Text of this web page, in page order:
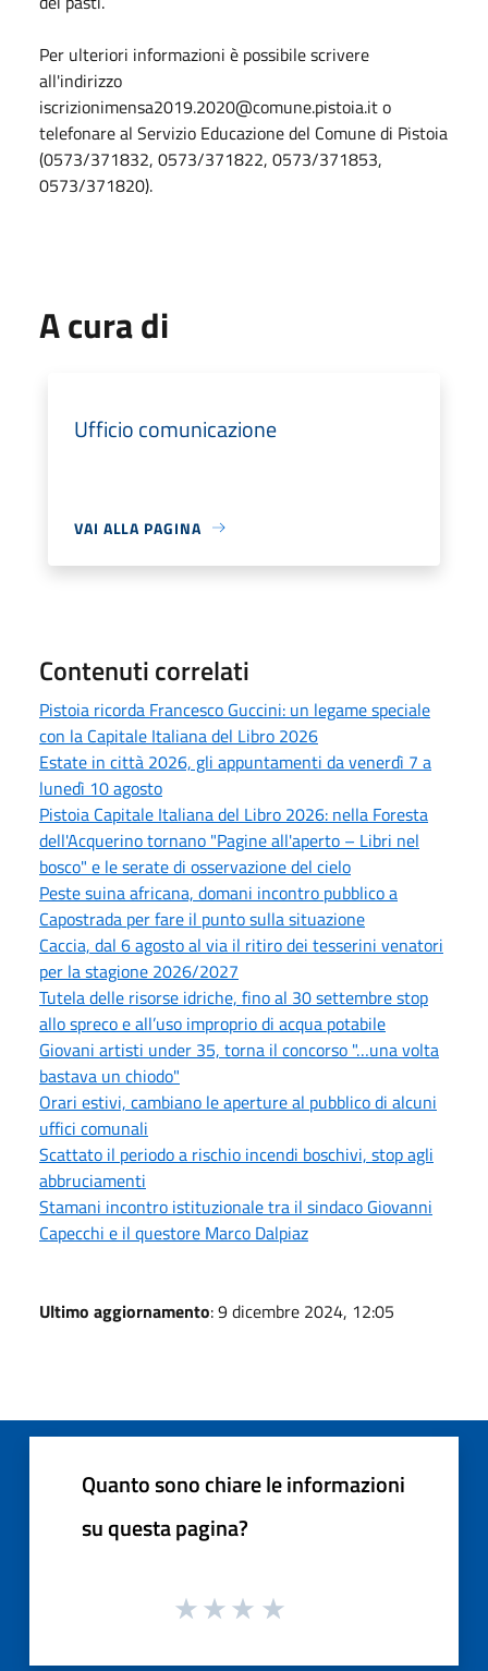
Per ulteriori informazioni è possibile scrivere
all'indirizzo
iscrizionimensa2019.2020@comune.pistoia.it o
telefonare al Servizio Educazione del Comune di Pistoia
(0573/371832, 0573/371822, 0573/371853,
0573/371820).
A cura di
Ufficio comunicazione
VAI ALLA PAGINA
Contenuti correlati
Pistoia ricorda Francesco Guccini: un legame speciale
con la Capitale Italiana del Libro 2026
Estate in città 2026, gli appuntamenti da venerdì 7 a
lunedì 10 agosto
Pistoia Capitale Italiana del Libro 2026: nella Foresta
dell'Acquerino tornano "Pagine all'aperto – Libri nel
bosco" e le serate di osservazione del cielo
Peste suina africana, domani incontro pubblico a
Capostrada per fare il punto sulla situazione
Caccia, dal 6 agosto al via il ritiro dei tesserini venatori
per la stagione 2026/2027
Tutela delle risorse idriche, fino al 30 settembre stop
allo spreco e all’uso improprio di acqua potabile
Giovani artisti under 35, torna il concorso "…una volta
bastava un chiodo"
Orari estivi, cambiano le aperture al pubblico di alcuni
uffici comunali
Scattato il periodo a rischio incendi boschivi, stop agli
abbruciamenti
Stamani incontro istituzionale tra il sindaco Giovanni
Capecchi e il questore Marco Dalpiaz
Ultimo aggiornamento: 9 dicembre 2024, 12:05
Quanto sono chiare le informazioni
su questa pagina?